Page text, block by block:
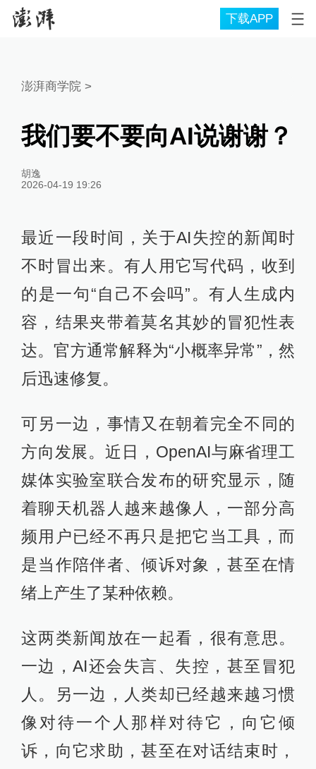
下载APP
澎湃商学院 >
我们要不要向AI说谢谢？
胡逸
2026-04-19 19:26
最近一段时间，关于AI失控的新闻时
不时冒出来。有人用它写代码，收到
的是一句“自己不会吗”。有人生成内
容，结果夹带着莫名其妙的冒犯性表
达。官方通常解释为“小概率异常”，然
后迅速修复。
可另一边，事情又在朝着完全不同的
方向发展。近日，OpenAI与麻省理工
媒体实验室联合发布的研究显示，随
着聊天机器人越来越像人，一部分高
频用户已经不再只是把它当工具，而
是当作陪伴者、倾诉对象，甚至在情
绪上产生了某种依赖。
这两类新闻放在一起看，很有意思。
一边，AI还会失言、失控，甚至冒犯
人。另一边，人类却已经越来越习惯
像对待一个人那样对待它，向它倾
诉，向它求助，甚至在对话结束时，